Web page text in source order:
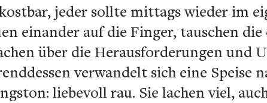
jeder sollte mittags wieder im
einander auf die Finger, tauschen
über die Herausforderungen und
verwandelt sich eine Speise
liebevoll rau. Sie lachen viel,